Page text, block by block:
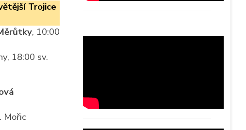
Trojice
, 10:00
18:00 sv.
Mořic